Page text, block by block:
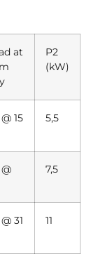
at
P2
(kW)
15
5,5
7,5
31
11